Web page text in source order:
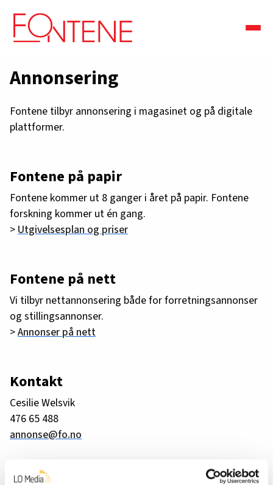
Annonsering
Fontene tilbyr annonsering i magasinet og på digitale
plattformer.
Fontene på papir
Fontene kommer ut 8 ganger i året på papir. Fontene
forskning kommer ut én gang.
>Utgivelsesplan og priser
Fontene på nett
Vi tilbyr nettannonsering både for forretningsannonser
og stillingsannonser.
>Annonser på nett
Kontakt
Cesilie Welsvik
476 65 488
annonse@fo.no